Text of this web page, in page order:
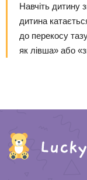
Навчіть дитину
дитина
до перекосу
як лівша» або